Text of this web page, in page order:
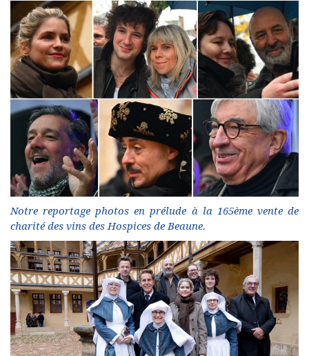
Notre reportage photos en prélude à la 165ème vente de
charité des vins des Hospices de Beaune.